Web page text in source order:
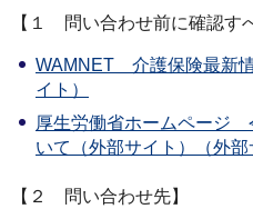
【１ 問い合わせ前に確認す
WAMNET＿介護保険最新
イト）
厚生労働省ホームページ
いて（外部サイト）（外部
【２ 問い合わせ先】